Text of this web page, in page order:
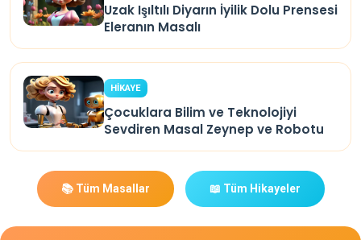
Uzak Işıltılı Diyarın İyilik Dolu Prensesi
Eleranın Masalı
HİKAYE
Çocuklara Bilim ve Teknolojiyi
Sevdiren Masal Zeynep ve Robotu
📚 Tüm Masallar 📖 Tüm Hikayeler